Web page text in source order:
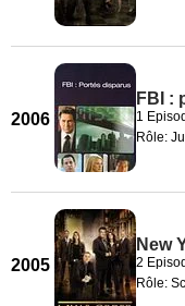
2006
FBI :
1
Rôle:
2005
New
2
Rôle: